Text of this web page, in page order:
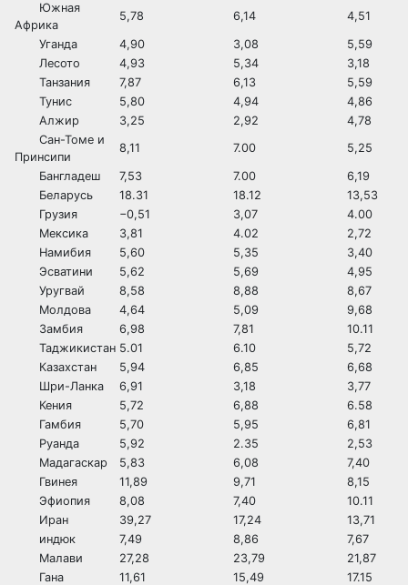
Южная
Африка
5,78 6,14 4,51
Уганда 4,90 3,08
5,59
Лесото
4,93 5,34
3,18
Танзания
7,87 6,13
5,59
Тунис
5,80 4,94
4,86
Алжир
3,25 2,92
4,78
Сан-Томе и
Принсипи
8,11 7.00 5,25
Бангладеш 7,53 7.00
6,19
Беларусь
18.31 18.12
13,53
Грузия
−0,51 3,07
4.00
Мексика
3,81 4.02
2,72
Намибия
5,60 5,35
3,40
Эсватини
5,62 5,69
4,95
Уругвай
8,58 8,88
8,67
Молдова
4,64 5,09
9,68
Замбия
6,98 7,81
10.11
Таджикистан 5.01 6.10
5,72
Казахстан
5,94 6,85
6,68
Шри-Ланка
6,91 3,18
3,77
Кения
5,72 6,88
6.58
Гамбия
5,70 5,95
6,81
Руанда
5,92 2.35
2,53
Мадагаскар
5,83 6,08
7,40
Гвинея
11,89 9,71
8,15
Эфиопия
8,08 7,40
10.11
Иран
39,27 17,24
13,71
индюк
7,49 8,86
7,67
Малави
27,28 23,79
21,87
Гана
11,61 15,49
17.15